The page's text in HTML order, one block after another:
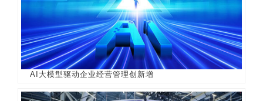
AI大模型驱动企业经营管理创新增